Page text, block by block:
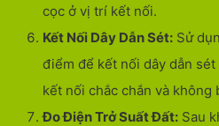
cọc ở vị trí kết nối.
Kết Nối Dây Dẫn Sét: Sử
điểm để kết nối dây dẫn
kết nối chắc chắn và không
Đo Điện Trở Suất Đất: Sau